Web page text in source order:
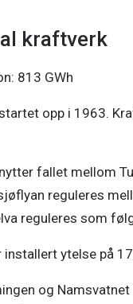
kraftverk
813 GWh
opp i 1963.
fallet mellom
reguleres
reguleres som
ytelse på
og